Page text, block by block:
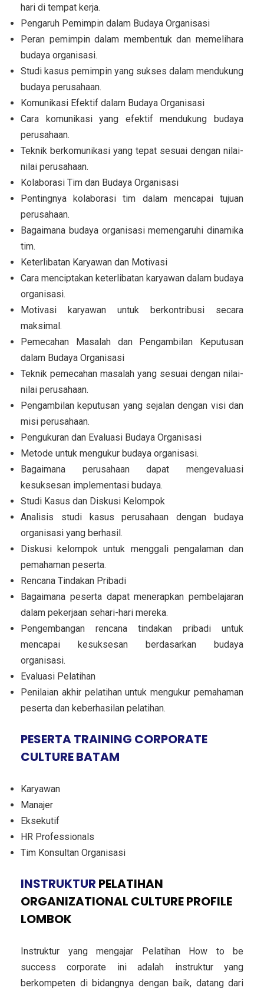
hari di tempat kerja.
Pengaruh Pemimpin dalam Budaya Organisasi
Peran pemimpin dalam membentuk dan memelihara
budaya organisasi.
Studi kasus pemimpin yang sukses dalam mendukung
budaya perusahaan.
Komunikasi Efektif dalam Budaya Organisasi
Cara komunikasi yang efektif mendukung budaya
perusahaan.
Teknik berkomunikasi yang tepat sesuai dengan nilai-
nilai perusahaan.
Kolaborasi Tim dan Budaya Organisasi
Pentingnya kolaborasi tim dalam mencapai tujuan
perusahaan.
Bagaimana budaya organisasi memengaruhi dinamika
tim.
Keterlibatan Karyawan dan Motivasi
Cara menciptakan keterlibatan karyawan dalam budaya
organisasi.
Motivasi karyawan untuk berkontribusi secara
maksimal.
Pemecahan Masalah dan Pengambilan Keputusan
dalam Budaya Organisasi
Teknik pemecahan masalah yang sesuai dengan nilai-
nilai perusahaan.
Pengambilan keputusan yang sejalan dengan visi dan
misi perusahaan.
Pengukuran dan Evaluasi Budaya Organisasi
Metode untuk mengukur budaya organisasi.
Bagaimana perusahaan dapat mengevaluasi
kesuksesan implementasi budaya.
Studi Kasus dan Diskusi Kelompok
Analisis studi kasus perusahaan dengan budaya
organisasi yang berhasil.
Diskusi kelompok untuk menggali pengalaman dan
pemahaman peserta.
Rencana Tindakan Pribadi
Bagaimana peserta dapat menerapkan pembelajaran
dalam pekerjaan sehari-hari mereka.
Pengembangan rencana tindakan pribadi untuk
mencapai kesuksesan berdasarkan budaya
organisasi.
Evaluasi Pelatihan
Penilaian akhir pelatihan untuk mengukur pemahaman
peserta dan keberhasilan pelatihan.
PESERTA TRAINING CORPORATE
CULTURE BATAM
Karyawan
Manajer
Eksekutif
HR Professionals
Tim Konsultan Organisasi
INSTRUKTUR PELATIHAN
ORGANIZATIONAL CULTURE PROFILE
LOMBOK
Instruktur yang mengajar Pelatihan How to be
success corporate ini adalah instruktur yang
berkompeten di bidangnya dengan baik, datang dari